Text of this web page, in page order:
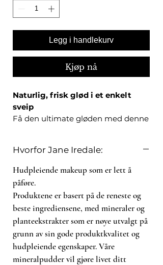
Legg i handlekurv
Kjøp nå
Naturlig, frisk glød i et enkelt
sveip
Få den ultimate gløden med denne
et naturlig og jevnt resultat som
sitter lenge, og inneholder pleiende
ingredienser som jojobaolje. I tillegg
gjør den praktiske sticken
produktet enkelt å påføre uansett
hvor du er!
- Kremet formel og rene farger som
smelter på huden
- Naturlig og jevnt resultat
- Fukter og glatter ut huden
Hvorfor Jane Iredale:
Hudpleiende makeup som er lett å
påføre.
Produktene er basert på de reneste og
beste ingrediensene, med mineraler og
planteekstrakter som er nøye utvalgt på
grunn av sin gode produktkvalitet og
hudpleiende egenskaper. Våre
mineralpudder vil gjøre livet ditt